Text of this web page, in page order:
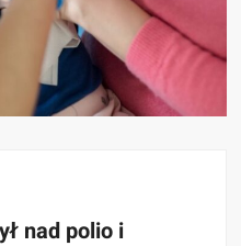
nad polio i